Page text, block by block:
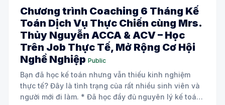
Chương trình Coaching 6 Tháng Kế
Toán Dịch Vụ Thực Chiến cùng Mrs.
Thủy Nguyễn ACCA & ACV – Học
Trên Job Thực Tế, Mở Rộng Cơ Hội
Nghề Nghiệp Public
Bạn đã học kế toán nhưng vẫn thiếu kinh nghiệm
thực tế? Đây là tình trạng của rất nhiều sinh viên và
người mới đi làm. * Đã học đầy đủ nguyên lý kế toán